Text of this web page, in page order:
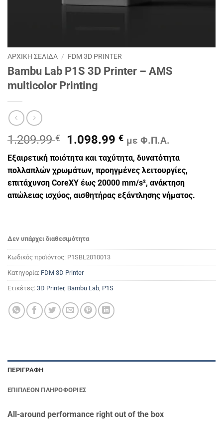
ΑΡΧΙΚΉ ΣΕΛΊΔΑ / FDM 3D PRINTER
Bambu Lab P1S 3D Printer – AMS
multicolor Printing
1.209.99€
Original
was:
1.209.99 €.
1.098.99€Η
τρέχουσα
τιμή
είναι:
1.098.99 €.
με Φ.Π.Α.
Εξαιρετική ποιότητα και ταχύτητα, δυνατότητα
πολλαπλών χρωμάτων, προηγμένες λειτουργίες,
επιτάχυνση CoreXY έως 20000 mm/s², ανάκτηση
απώλειας ισχύος, αισθητήρας εξάντλησης νήματος.
Δεν υπάρχει διαθεσιμότητα
Κωδικός προϊόντος: P1SBL2010013
Κατηγορία: FDM 3D Printer
Ετικέτες: 3D Printer, Bambu Lab P1S
ΠΕΡΙΓΡΑΦΉ
ΕΠΙΠΛΈΟΝ ΠΛΗΡΟΦΟΡΊΕΣ
All-around performance right out of the box